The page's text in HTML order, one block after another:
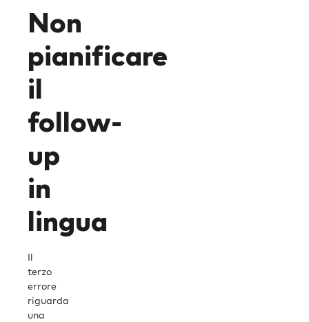
Non
pianificare
il
follow-
up
in
lingua
Il
terzo
errore
riguarda
una